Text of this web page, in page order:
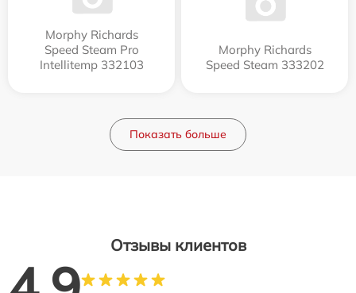
Morphy Richards
Speed Steam Pro
Intellitemp 332103
Morphy Richards
Speed Steam 333202
Показать больше
Отзывы клиентов